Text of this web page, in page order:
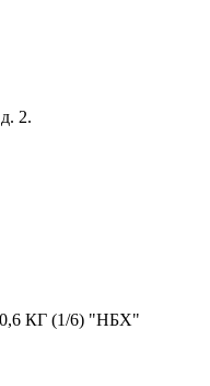
2.
КГ (1/6) "НБХ"